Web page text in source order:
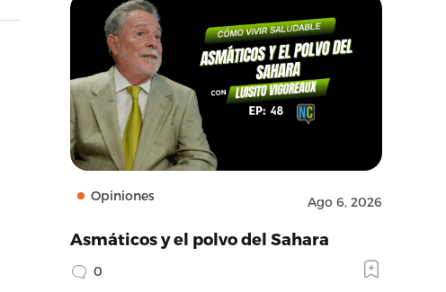
Opiniones Ago 6, 2026
Asmáticos y el polvo del Sahara
0